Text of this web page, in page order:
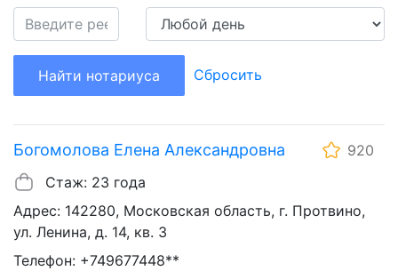
Найти нотариуса Сбросить
Богомолова Елена Александровна
920
Стаж: 23 года
Адрес: 142280, Московская область, г. Протвино,
ул. Ленина, д. 14, кв. 3
Телефон: +749677448**